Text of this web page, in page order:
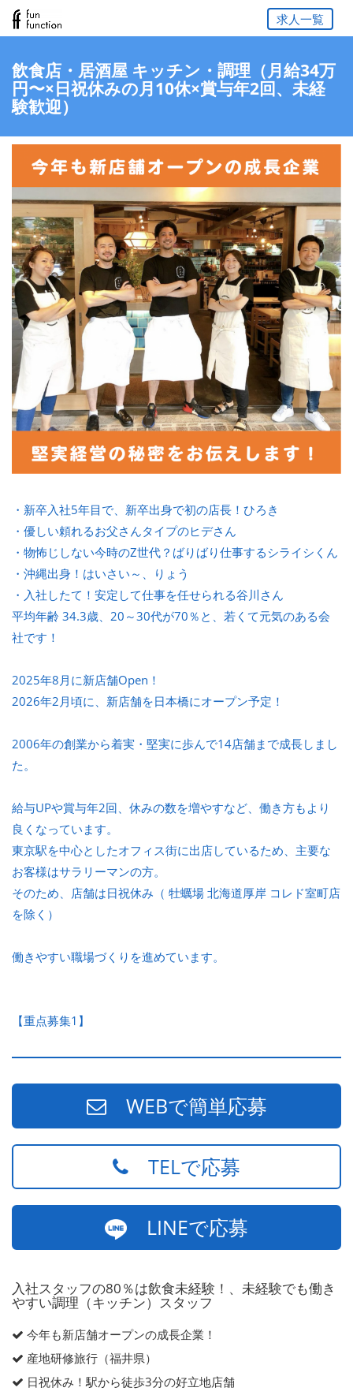
求人一覧
飲食店・居酒屋 キッチン・調理（月給34万
円〜×日祝休みの月10休×賞与年2回、未経
験歓迎）
・新卒入社5年目で、新卒出身で初の店長！ひろき
・優しい頼れるお父さんタイプのヒデさん
・物怖じしない今時のZ世代？ばりばり仕事するシライシくん
・沖縄出身！はいさい～、りょう
・入社したて！安定して仕事を任せられる谷川さん
平均年齢 34.3歳、20～30代が70％と、若くて元気のある会
社です！
2025年8月に新店舗Open！
2026年2月頃に、新店舗を日本橋にオープン予定！
2006年の創業から着実・堅実に歩んで14店舗まで成長しまし
た。
給与UPや賞与年2回、休みの数を増やすなど、働き方もより
良くなっています。
東京駅を中心としたオフィス街に出店しているため、主要な
お客様はサラリーマンの方。
そのため、店舗は日祝休み（ 牡蠣場 北海道厚岸 コレド室町店
を除く）
働きやすい職場づくりを進めています。
【重点募集1】
WEBで簡単応募
TELで応募
LINEで応募
入社スタッフの80％は飲食未経験！、未経験でも働き
やすい調理（キッチン）スタッフ
今年も新店舗オープンの成長企業！
産地研修旅行（福井県）
日祝休み！駅から徒歩3分の好立地店舗